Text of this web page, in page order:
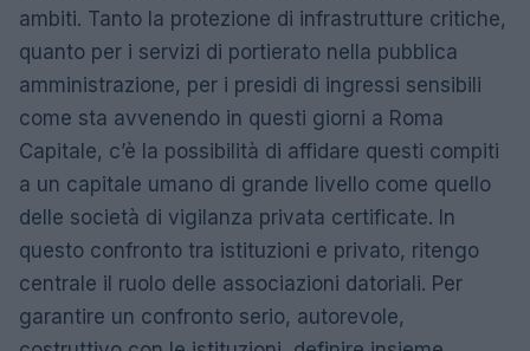
ambiti. Tanto la protezione di infrastrutture critiche,
quanto per i servizi di portierato nella pubblica
amministrazione, per i presidi di ingressi sensibili
come sta avvenendo in questi giorni a Roma
Capitale, c’è la possibilità di affidare questi compiti
a un capitale umano di grande livello come quello
delle società di vigilanza privata certificate. In
questo confronto tra istituzioni e privato, ritengo
centrale il ruolo delle associazioni datoriali. Per
garantire un confronto serio, autorevole,